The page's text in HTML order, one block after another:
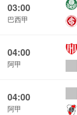
03:00
巴西甲
04:00
阿甲
04:00
阿甲